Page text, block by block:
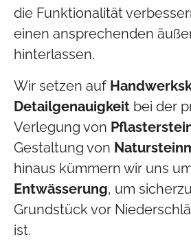
die Funktionalität
einen ansprechenden
hinterlassen.
Wir setzen auf
Detailgenauigkeit bei der
Verlegung von
Gestaltung von
hinaus kümmern wir uns
Entwässerung, um
Grundstück vor
ist.